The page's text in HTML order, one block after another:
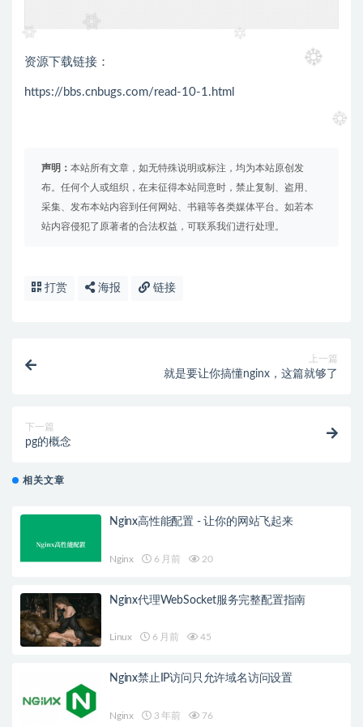
资源下载链接：
https://bbs.cnbugs.com/read-10-1.html
声明： 本站所有文章，如无特殊说明或标注，均为本站原创发
布。任何个人或组织，在未征得本站同意时，禁止复制、盗用、
采集、发布本站内容到任何网站、书籍等各类媒体平台。如若本
站内容侵犯了原著者的合法权益，可联系我们进行处理。
打赏 海报 链接
上一篇
就是要让你搞懂nginx，这篇就够了
下一篇
pg的概念
相关文章
Nginx高性能配置 - 让你的网站飞起来
Nginx 6 月前 20
Nginx代理WebSocket服务完整配置指南
Linux 6 月前 45
Nginx禁止IP访问只允许域名访问设置
Nginx 3 年前 76